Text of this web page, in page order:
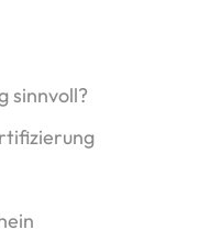
sinnvoll?